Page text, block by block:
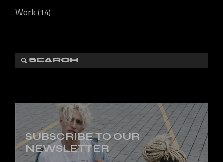
Work(14)
SUBSCRIBE TO OUR
NEWSLETTER